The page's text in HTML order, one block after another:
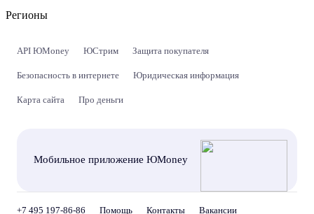
Регионы
API ЮMoney ЮСтрим Защита покупателя
Безопасность в интернете Юридическая информация
Карта сайта Про деньги
Мобильное приложение ЮMoney
+7 495 197-86-86 Помощь Контакты Вакансии